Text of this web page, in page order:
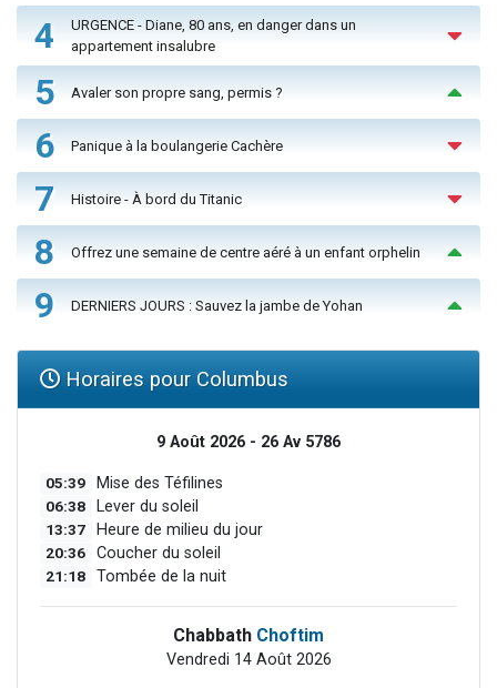
4
URGENCE - Diane, 80 ans, en danger dans un
appartement insalubre
5 Avaler son propre sang, permis ?
6 Panique à la boulangerie Cachère
7 Histoire - À bord du Titanic
8 Offrez une semaine de centre aéré à un enfant orphelin
9 DERNIERS JOURS : Sauvez la jambe de Yohan
Horaires pour Columbus
9 Août 2026 - 26 Av 5786
05:39 Mise des Téfilines
06:38 Lever du soleil
13:37 Heure de milieu du jour
20:36 Coucher du soleil
21:18 Tombée de la nuit
Chabbath Choftim
Vendredi 14 Août 2026